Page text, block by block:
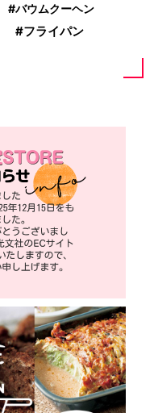
バウムクーヘン
フライパン